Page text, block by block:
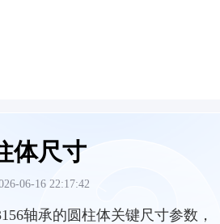
体尺寸
06-16 22:17:42
轴承的圆柱体关键尺寸参数，